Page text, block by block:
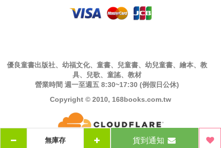
貨到通知
優良童書出版社、幼福文化、童書、兒童書、幼兒童書、繪本、教
具、兒歌、童謠、教材
營業時間 週一至週五 8:30~17:30 (例假日公休)
Copyright © 2010, 168books.com.tw